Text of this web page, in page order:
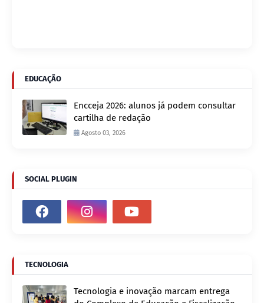
EDUCAÇÃO
Encceja 2026: alunos já podem consultar
cartilha de redação
Agosto 03, 2026
SOCIAL PLUGIN
TECNOLOGIA
Tecnologia e inovação marcam entrega